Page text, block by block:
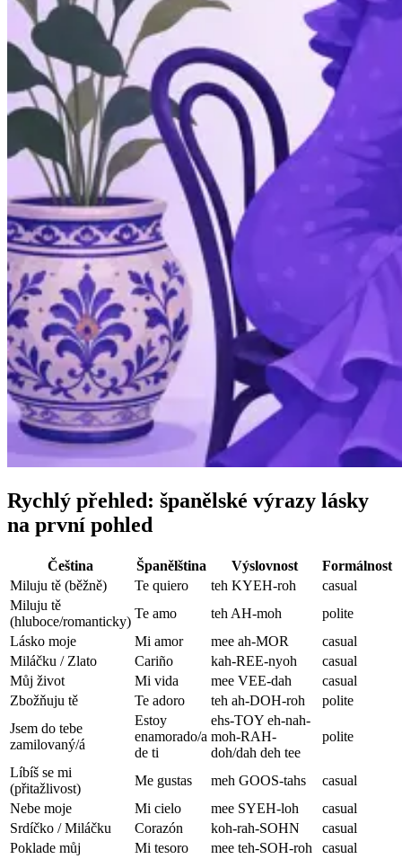
Rychlý přehled: španělské výrazy lásky
na první pohled
Čeština Španělština Výslovnost
Formálnost
Miluju tě (běžně)
Te quiero teh KYEH-roh
casual
Miluju tě
(hluboce/romanticky)
Te amo teh AH-moh
polite
Lásko moje
Mi amor mee ah-MOR
casual
Miláčku / Zlato
Cariño kah-REE-nyoh
casual
Můj život
Mi vida mee VEE-dah
casual
Zbožňuju tě
Te adoro teh ah-DOH-roh
polite
Jsem do tebe
zamilovaný/á
Estoy
enamorado/a
de ti
ehs-TOY eh-nah-
moh-RAH-
doh/dah deh tee
polite
Líbíš se mi
(přitažlivost)
Me gustas meh GOOS-tahs
casual
Nebe moje
Mi cielo mee SYEH-loh
casual
Srdíčko / Miláčku
Corazón koh-rah-SOHN
casual
Poklade můj
Mi tesoro mee teh-SOH-roh
casual